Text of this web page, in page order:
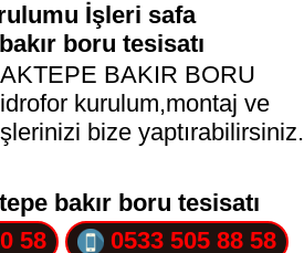
İşleri safa
boru tesisatı
BAKIR BORU
kurulum,montaj ve
bize yaptırabilirsiniz.
bakır boru tesisatı
58
0533 505 88 58